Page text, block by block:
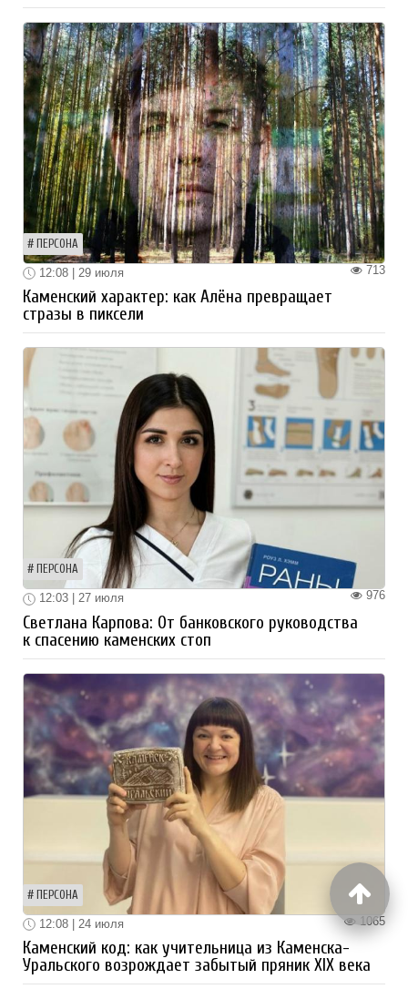
ПЕРСОНА
713
12:08 | 29 июля
Каменский характер: как Алёна превращает
стразы в пиксели
ПЕРСОНА
976
12:03 | 27 июля
Светлана Карпова: От банковского руководства
к спасению каменских стоп
ПЕРСОНА
1065
12:08 | 24 июля
Каменский код: как учительница из Каменска-
Уральского возрождает забытый пряник XIX века